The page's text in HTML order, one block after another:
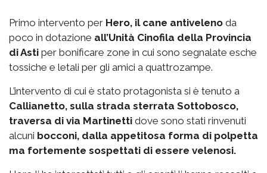
Primo intervento per Hero, il cane antiveleno da
poco in dotazione all’Unità Cinofila della Provincia
di Asti per bonificare zone in cui sono segnalate esche
tossiche e letali per gli amici a quattrozampe.
L’intervento di cui è stato protagonista si è tenuto a
Callianetto, sulla strada sterrata Sottobosco,
traversa di via Martinetti dove sono stati rinvenuti
alcuni bocconi, dalla appetitosa forma di polpetta
ma fortemente sospettati di essere velenosi.